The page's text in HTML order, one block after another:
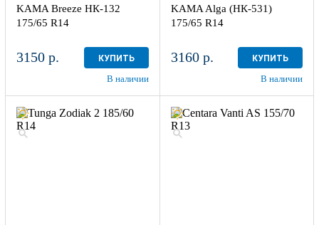
KAMA Breeze НК-132
175/65 R14
3150 р. КУПИТЬ
В наличии
KAMA Alga (НК-531)
175/65 R14
3160 р. КУПИТЬ
В наличии